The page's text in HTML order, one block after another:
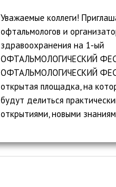
Уважаемые коллеги!
офтальмологов и
здравоохранения на 1-ый
ОФТАЛЬМОЛОГИЧЕСКИЙ
ОФТАЛЬМОЛОГИЧЕСКИЙ
открытая площадка, на
будут делиться
открытиями, новыми